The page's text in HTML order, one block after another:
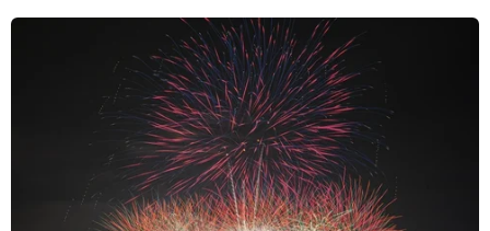
NASA tăng tốc săn tìm tiểu hành tinh kim
loại vô cùng quý hiếm trong hệ Mặt Trời
15/05/2026 13:56
Cú hích trọng lực từ Sao Hỏa sẽ giúp con tàu lao nhanh
hơn về phía vành đai tiểu hành tinh nằm giữa Sao Hỏa
và Sao Mộc, nơi được cho là có tiểu hành tinh kim loại
quý đang trú ngụ.